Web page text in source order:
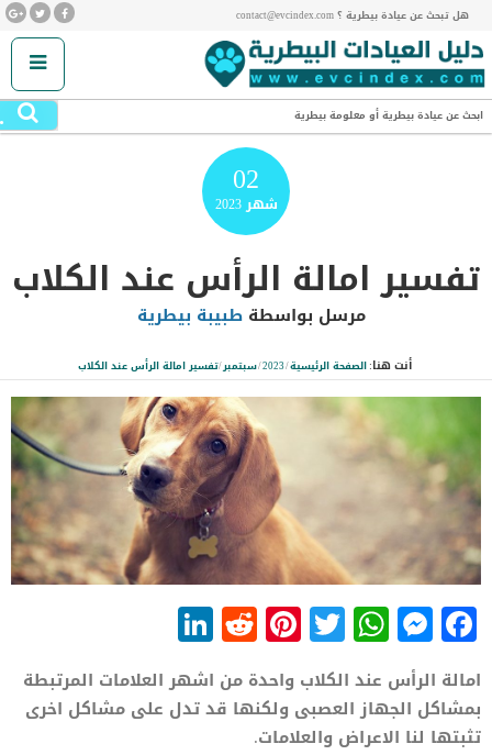
هل تبحث عن عيادة بيطرية ؟ contact@evcindex.com
ابحث عن عيادة بيطرية أو معلومة بيطرية
02
شهر2023
تفسير امالة الرأس عند الكلاب
مرسل بواسطة طبيبة بيطرية
أنت هنا:الصفحة الرئيسية/
2023
/سبتمبر/تفسير امالة الرأس عند الكلاب
Facebook
Messenger
WhatsApp
Twitter
Pinterest
Reddit
امالة الرأس عند الكلاب واحدة من اشهر العلامات المرتبطة
بمشاكل الجهاز العصبى ولكنها قد تدل على مشاكل اخرى
تثبتها لنا الاعراض والعلامات.